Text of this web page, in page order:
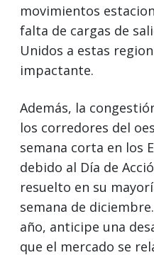
movimientos
falta de cargas de
Unidos a estas
impactante.
Además, la
los corredores del
semana corta en los
debido al Día de
resuelto en su
semana de
año, anticipe una
que el mercado se